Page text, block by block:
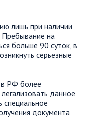
лишь при наличии
Пребывание на
больше 90 суток, в
серьезные
в РФ более
данное
документа